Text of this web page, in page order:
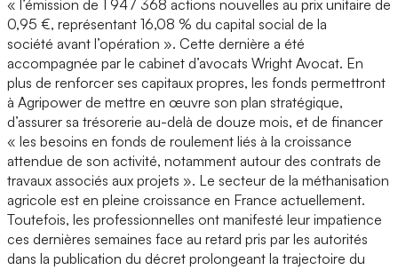
« l’émission de 1 947 368 actions nouvelles au prix unitaire de
0,95 €, représentant 16,08 % du capital social de la
société avant l’opération ». Cette dernière a été
accompagnée par le cabinet d’avocats Wright Avocat. En
plus de renforcer ses capitaux propres, les fonds permettront
à Agripower de mettre en œuvre son plan stratégique,
d’assurer sa trésorerie au-delà de douze mois, et de financer
« les besoins en fonds de roulement liés à la croissance
attendue de son activité, notamment autour des contrats de
travaux associés aux projets ». Le secteur de la méthanisation
agricole est en pleine croissance en France actuellement.
Toutefois, les professionnelles ont manifesté leur impatience
ces dernières semaines face au retard pris par les autorités
dans la publication du décret prolongeant la trajectoire du